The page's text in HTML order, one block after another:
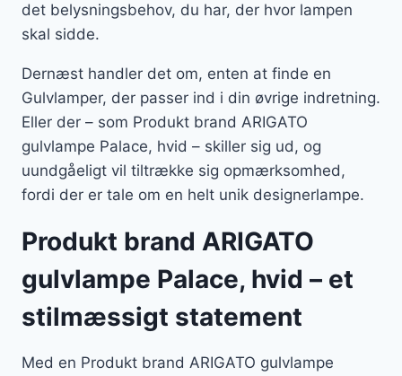
det belysningsbehov, du har, der hvor lampen
skal sidde.
Dernæst handler det om, enten at finde en
Gulvlamper, der passer ind i din øvrige indretning.
Eller der – som Produkt brand ARIGATO
gulvlampe Palace, hvid – skiller sig ud, og
uundgåeligt vil tiltrække sig opmærksomhed,
fordi der er tale om en helt unik designerlampe.
Produkt brand ARIGATO
gulvlampe Palace, hvid – et
stilmæssigt statement
Med en Produkt brand ARIGATO gulvlampe